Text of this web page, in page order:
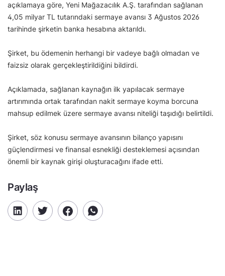
açıklamaya göre, Yeni Mağazacılık A.Ş. tarafından sağlanan
4,05 milyar TL tutarındaki sermaye avansı 3 Ağustos 2026
tarihinde şirketin banka hesabına aktarıldı.
Şirket, bu ödemenin herhangi bir vadeye bağlı olmadan ve
faizsiz olarak gerçekleştirildiğini bildirdi.
Açıklamada, sağlanan kaynağın ilk yapılacak sermaye
artırımında ortak tarafından nakit sermaye koyma borcuna
mahsup edilmek üzere sermaye avansı niteliği taşıdığı belirtildi.
Şirket, söz konusu sermaye avansının bilanço yapısını
güçlendirmesi ve finansal esnekliği desteklemesi açısından
önemli bir kaynak girişi oluşturacağını ifade etti.
Paylaş